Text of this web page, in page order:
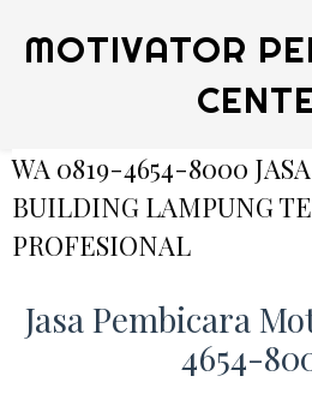
MOTIVATOR
WA 0819-4654-8000
BUILDING LAMPUNG
PROFESIONAL
Jasa Pembicara
4654-